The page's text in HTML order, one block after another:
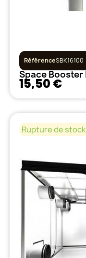
RéférenceSBK16100
15,50 €
Rupture de stock